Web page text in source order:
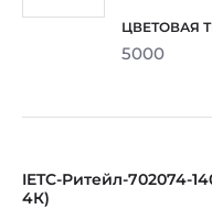
5000
IETC-Ритейл-702074-
4К)